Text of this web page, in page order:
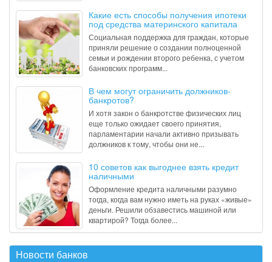
Какие есть способы получения ипотеки
под средства материнского капитала
Социальная поддержка для граждан, которые
приняли решение о создании полноценной
семьи и рождении второго ребенка, с учетом
банковских программ...
В чем могут ограничить должников-
банкротов?
И хотя закон о банкротстве физических лиц
еще только ожидает своего принятия,
парламентарии начали активно призывать
должников к тому, чтобы они не...
10 советов как выгоднее взять кредит
наличными
Оформление кредита наличными разумно
тогда, когда вам нужно иметь на руках «живые»
деньги. Решили обзавестись машиной или
квартирой? Тогда более...
Новости банков